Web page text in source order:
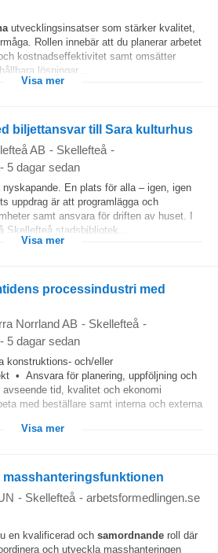
utvecklingsinsatser som stärker kvalitet,
Rollen innebär att du planerar arbetet
kostnadseffektivitet samt omsätter
lösningar...
Visa mer
biljettansvar till Sara kulturhus
AB - Skellefteå -
- 5 dagar sedan
En plats för alla – igen, igen
uppdrag är att programlägga och
samt ansvara för driften av huset. I
Skellefteå stadsbibliotek...
Visa mer
processindustri med
Norrland AB - Skellefteå -
- 5 dagar sedan
konstruktions- och/eller
• Ansvara för planering, uppföljning och
avseende tid, kvalitet och ekonomi
med beställare samt interna och externa
Visa mer
masshanteringsfunktionen
- Skellefteå - arbetsformedlingen.se
en kvalificerad och samordnande roll där
och utveckla masshanteringen